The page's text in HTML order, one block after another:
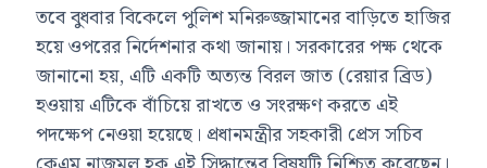
তবে বুধবার বিকেলে পুলিশ মনিরুজ্জামানের বাড়িতে হাজির
হয়ে ওপরের নির্দেশনার কথা জানায়। সরকারের পক্ষ থেকে
জানানো হয়, এটি একটি অত্যন্ত বিরল জাত (রেয়ার ব্রিড)
হওয়ায় এটিকে বাঁচিয়ে রাখতে ও সংরক্ষণ করতে এই
পদক্ষেপ নেওয়া হয়েছে। প্রধানমন্ত্রীর সহকারী প্রেস সচিব